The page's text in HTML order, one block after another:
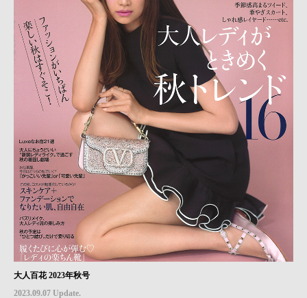
大人百花 2023年秋号
2023.09.07 Update.